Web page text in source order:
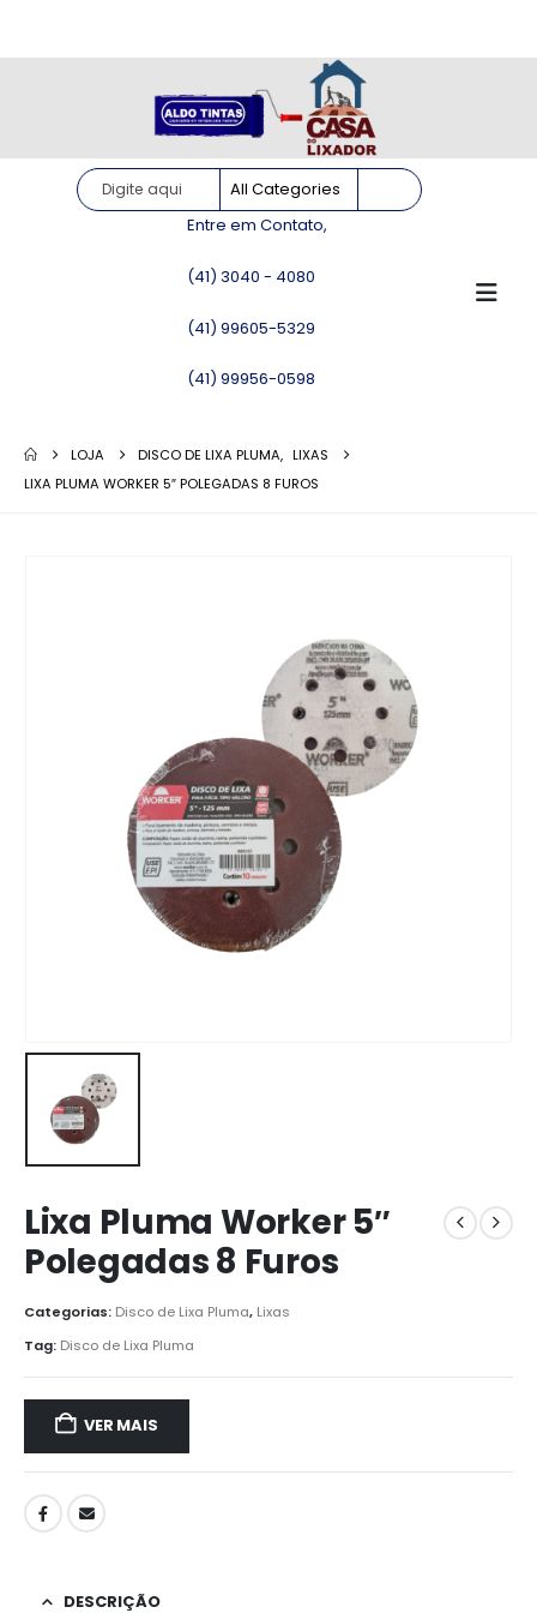
Entre em Contato,
(41) 3040 - 4080
(41) 99605-5329
(41) 99956-0598
LOJA DISCO DE LIXA PLUMA, LIXAS
LIXA PLUMA WORKER 5″ POLEGADAS 8 FUROS
Lixa Pluma Worker 5″
Polegadas 8 Furos
Categorias: Disco de Lixa Pluma, Lixas
Tag: Disco de Lixa Pluma
VER MAIS
DESCRIÇÃO